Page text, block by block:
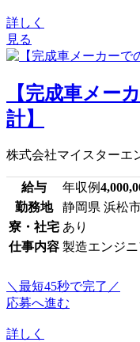
詳しく
見る
【完成車メー
計】
株式会社マイスターエ
給与 年収例
勤務地
静岡県 浜松
寮・社宅 あり
仕事内容 製造エンジ
＼最短45秒で完了／
応募へ進む
詳しく